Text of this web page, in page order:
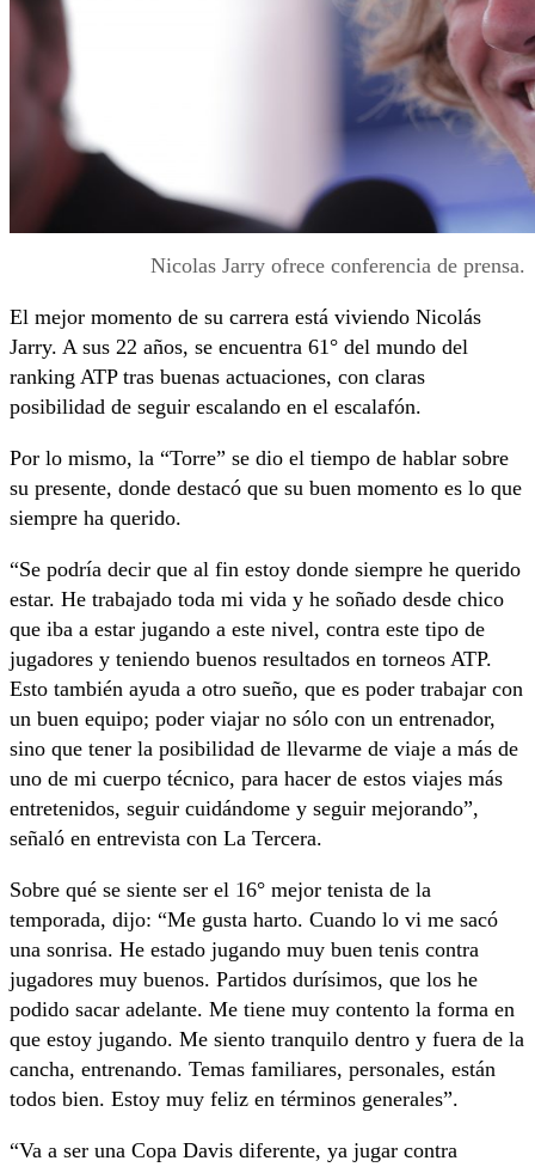
Nicolas Jarry ofrece conferencia de prensa.
El mejor momento de su carrera está viviendo Nicolás
Jarry. A sus 22 años, se encuentra 61° del mundo del
ranking ATP tras buenas actuaciones, con claras
posibilidad de seguir escalando en el escalafón.
Por lo mismo, la “Torre” se dio el tiempo de hablar sobre
su presente, donde destacó que su buen momento es lo que
siempre ha querido.
“Se podría decir que al fin estoy donde siempre he querido
estar. He trabajado toda mi vida y he soñado desde chico
que iba a estar jugando a este nivel, contra este tipo de
jugadores y teniendo buenos resultados en torneos ATP.
Esto también ayuda a otro sueño, que es poder trabajar con
un buen equipo; poder viajar no sólo con un entrenador,
sino que tener la posibilidad de llevarme de viaje a más de
uno de mi cuerpo técnico, para hacer de estos viajes más
entretenidos, seguir cuidándome y seguir mejorando”,
señaló en entrevista con La Tercera.
Sobre qué se siente ser el 16° mejor tenista de la
temporada, dijo: “Me gusta harto. Cuando lo vi me sacó
una sonrisa. He estado jugando muy buen tenis contra
jugadores muy buenos. Partidos durísimos, que los he
podido sacar adelante. Me tiene muy contento la forma en
que estoy jugando. Me siento tranquilo dentro y fuera de la
cancha, entrenando. Temas familiares, personales, están
todos bien. Estoy muy feliz en términos generales”.
“Va a ser una Copa Davis diferente, ya jugar contra